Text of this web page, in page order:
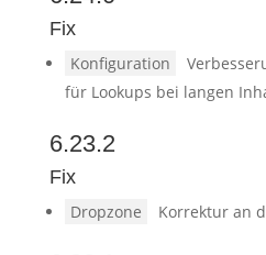
Fix
Konfiguration
für Lookups bei langen
6.23.2
Fix
Dropzone Korrektur an